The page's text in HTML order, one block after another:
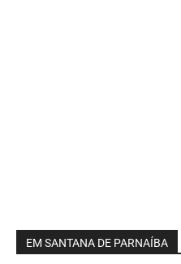
EM SANTANA DE PARNAÍBA